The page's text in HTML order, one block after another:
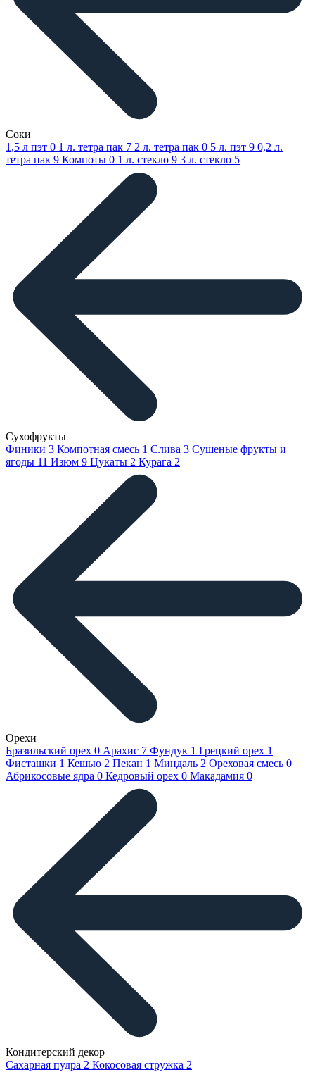
Соки
1,5 л пэт 0 1 л. тетра пак 7 2 л. тетра пак 0 5 л. пэт 9 0,2 л.
тетра пак 9 Компоты 0 1 л. стекло 9 3 л. стекло 5
Сухофрукты
Финики 3 Компотная смесь 1 Слива 3 Сушеные фрукты и
ягоды 11 Изюм 9 Цукаты 2 Курага 2
Орехи
Бразильский орех 0 Арахис 7 Фундук 1 Грецкий орех 1
Фисташки 1 Кешью 2 Пекан 1 Миндаль 2 Ореховая смесь 0
Абрикосовые ядра 0 Кедровый орех 0 Макадамия 0
Кондитерский декор
Сахарная пудра 2 Кокосовая стружка 2